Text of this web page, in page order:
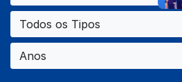
Todos os Tipos
Anos